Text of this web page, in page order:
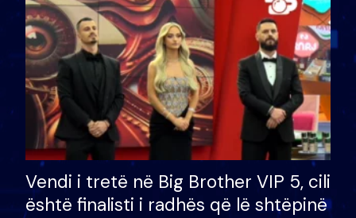
Vendi i tretë në Big Brother VIP 5, cili
është finalisti i radhës që lë shtëpinë